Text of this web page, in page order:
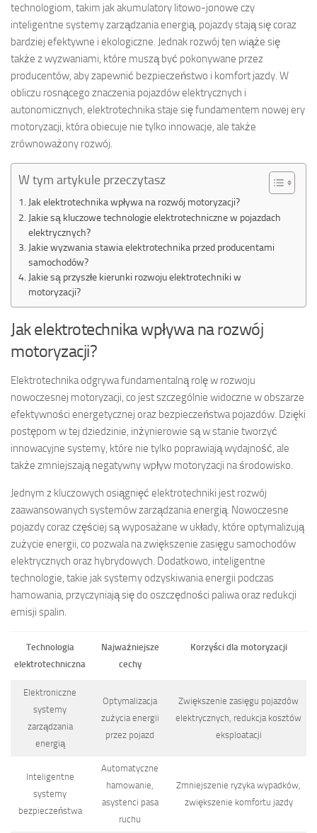
technologiom, takim jak akumulatory litowo-jonowe czy
inteligentne systemy zarządzania energią, pojazdy stają się coraz
bardziej efektywne i ekologiczne. Jednak rozwój ten wiąże się
także z wyzwaniami, które muszą być pokonywane przez
producentów, aby zapewnić bezpieczeństwo i komfort jazdy. W
obliczu rosnącego znaczenia pojazdów elektrycznych i
autonomicznych, elektrotechnika staje się fundamentem nowej ery
motoryzacji, która obiecuje nie tylko innowacje, ale także
zrównoważony rozwój.
W tym artykule przeczytasz
Jak elektrotechnika wpływa na rozwój motoryzacji?
Jakie są kluczowe technologie elektrotechniczne w pojazdach
elektrycznych?
Jakie wyzwania stawia elektrotechnika przed producentami
samochodów?
Jakie są przyszłe kierunki rozwoju elektrotechniki w
motoryzacji?
Jak elektrotechnika wpływa na rozwój
motoryzacji?
Elektrotechnika odgrywa fundamentalną rolę w rozwoju
nowoczesnej motoryzacji, co jest szczególnie widoczne w obszarze
efektywności energetycznej oraz bezpieczeństwa pojazdów. Dzięki
postępom w tej dziedzinie, inżynierowie są w stanie tworzyć
innowacyjne systemy, które nie tylko poprawiają wydajność, ale
także zmniejszają negatywny wpływ motoryzacji na środowisko.
Jednym z kluczowych osiągnięć elektrotechniki jest rozwój
zaawansowanych systemów zarządzania energią. Nowoczesne
pojazdy coraz częściej są wyposażane w układy, które optymalizują
zużycie energii, co pozwala na zwiększenie zasięgu samochodów
elektrycznych oraz hybrydowych. Dodatkowo, inteligentne
technologie, takie jak systemy odzyskiwania energii podczas
hamowania, przyczyniają się do oszczędności paliwa oraz redukcji
emisji spalin.
Technologia
elektrotechniczna
Najważniejsze
cechy
Korzyści dla motoryzacji
Elektroniczne
systemy
zarządzania
energią
Optymalizacja
zużycia energii
przez pojazd
Zwiększenie zasięgu pojazdów
elektrycznych, redukcja kosztów
eksploatacji
Inteligentne
systemy
bezpieczeństwa
Automatyczne
hamowanie,
asystenci pasa
ruchu
Zmniejszenie ryzyka wypadków,
zwiększenie komfortu jazdy